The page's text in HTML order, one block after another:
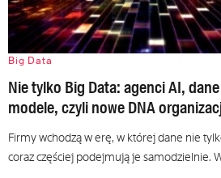
Big Data
Nie tylko Big Data: agenci AI,
modele, czyli nowe DNA
Firmy wchodzą w erę, w której dane nie
coraz częściej podejmują je samodzielnie.